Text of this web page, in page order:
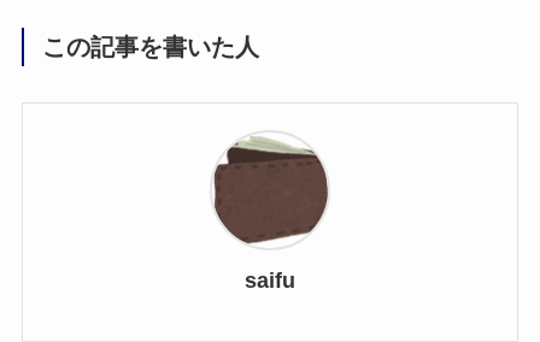
この記事を書いた人
saifu